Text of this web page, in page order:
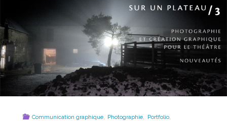
Communication graphique Photographie Portfolio,